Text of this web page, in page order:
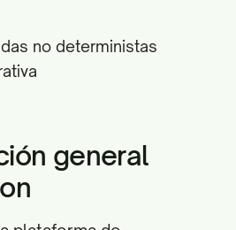
no deterministas
general